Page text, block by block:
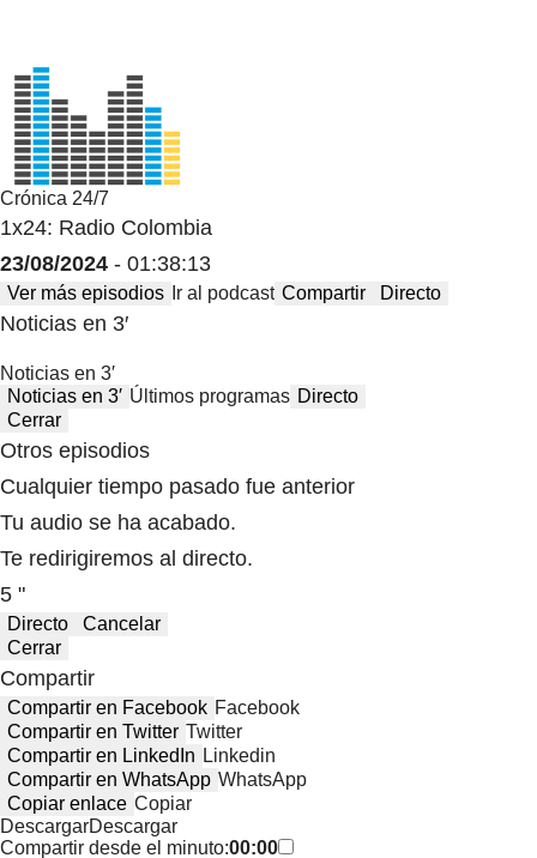
Crónica 24/7
1x24: Radio Colombia
23/08/2024 - 01:38:13
Ver más episodios Ir al podcast Compartir Directo
Noticias en 3′
Noticias en 3′
Noticias en 3′ Últimos programas Directo
Cerrar
Otros episodios
Cualquier tiempo pasado fue anterior
Tu audio se ha acabado.
Te redirigiremos al directo.
5 "
Directo
Cancelar
Cerrar
Compartir
Compartir en Facebook Facebook
Compartir en Twitter Twitter
Compartir en LinkedIn Linkedin
Compartir en WhatsApp WhatsApp
Copiar enlace Copiar
DescargarDescargar
Compartir desde el minuto:00:00